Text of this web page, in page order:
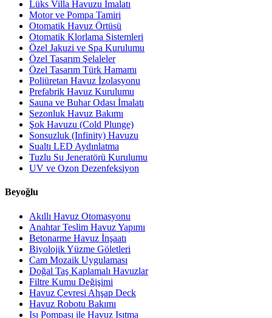
Lüks Villa Havuzu İmalatı
Motor ve Pompa Tamiri
Otomatik Havuz Örtüsü
Otomatik Klorlama Sistemleri
Özel Jakuzi ve Spa Kurulumu
Özel Tasarım Şelaleler
Özel Tasarım Türk Hamamı
Poliüretan Havuz İzolasyonu
Prefabrik Havuz Kurulumu
Sauna ve Buhar Odası İmalatı
Sezonluk Havuz Bakımı
Şok Havuzu (Cold Plunge)
Sonsuzluk (Infinity) Havuzu
Sualtı LED Aydınlatma
Tuzlu Su Jeneratörü Kurulumu
UV ve Ozon Dezenfeksiyon
Beyoğlu
Akıllı Havuz Otomasyonu
Anahtar Teslim Havuz Yapımı
Betonarme Havuz İnşaatı
Biyolojik Yüzme Göletleri
Cam Mozaik Uygulaması
Doğal Taş Kaplamalı Havuzlar
Filtre Kumu Değişimi
Havuz Çevresi Ahşap Deck
Havuz Robotu Bakımı
Isı Pompası ile Havuz Isıtma